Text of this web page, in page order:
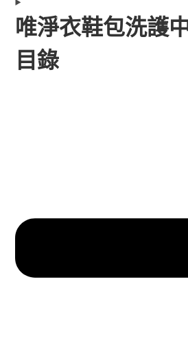
唯淨衣鞋包洗護
目錄